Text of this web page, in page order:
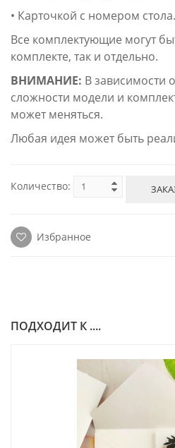
• Карточкой с номером стола.
Все комплектующие могут
комплекте, так и отдельно.
ВНИМАНИЕ: В зависимости
сложности модели и
может меняться.
Любая идея может быть
Количество:
Избранное
ПОДХОДИТ К ....